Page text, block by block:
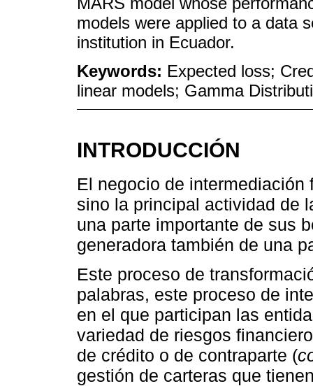
models were applied to a data
institution in Ecuador.
Keywords: Expected loss;
linear models; Gamma
INTRODUCCIÓN
El negocio de
sino la principal actividad de
una parte importante de sus
generadora también de una
Este proceso de
palabras, este proceso de
en el que participan las
variedad de riesgos
de crédito o de contraparte (
gestión de carteras que